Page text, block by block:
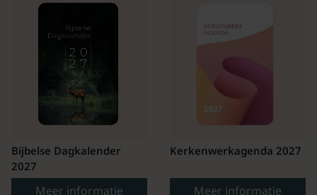
Bijbelse Dagkalender
2027
Meer informatie
Kerkenwerkagenda 2027
Meer informatie